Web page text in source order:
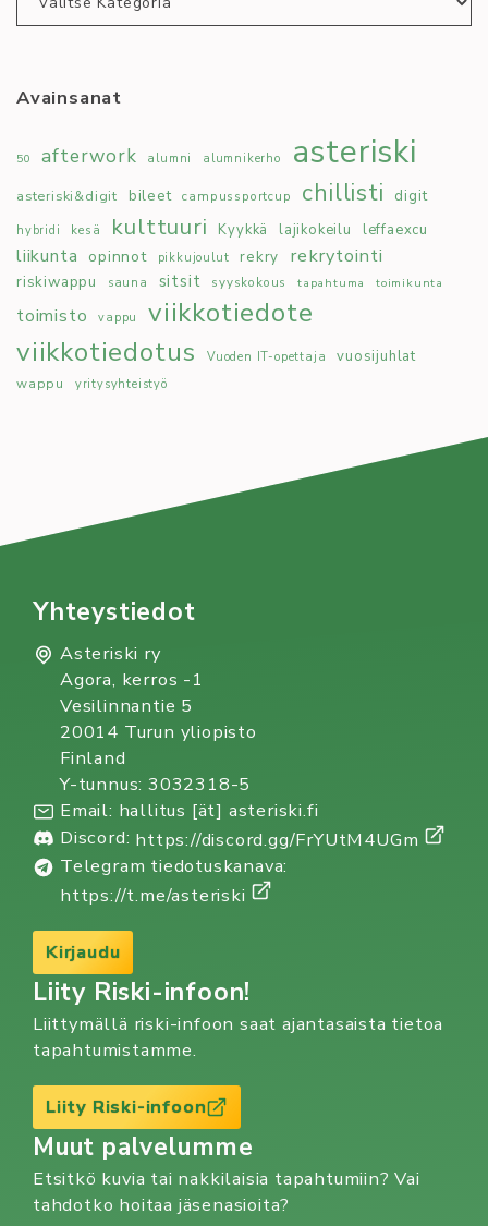
Avainsanat
50 afterwork alumni alumnikerho asteriski
asteriski&digit bileet campussportcup chillisti digit
hybridi kesä kulttuuri Kyykkä lajikokeilu leffaexcu
liikunta opinnot pikkujoulut rekry rekrytointi
riskiwappu sauna sitsit syyskokous tapahtuma toimikunta
toimisto vappu
viikkotiedote
viikkotiedotus
Vuoden IT-opettaja vuosijuhlat
wappu yritysyhteistyö
Yhteystiedot
Asteriski ry
Agora, kerros -1
Vesilinnantie 5
20014 Turun yliopisto
Finland
Y-tunnus: 3032318-5
Email: hallitus [ät] asteriski.fi
Discord: https://discord.gg/FrYUtM4UGm
Telegram tiedotuskanava:
https://t.me/asteriski
Kirjaudu
Liity Riski-infoon!
Liittymällä riski-infoon saat ajantasaista tietoa
tapahtumistamme.
Liity Riski-infoon
Muut palvelumme
Etsitkö kuvia tai nakkilaisia tapahtumiin? Vai
tahdotko hoitaa jäsenasioita?